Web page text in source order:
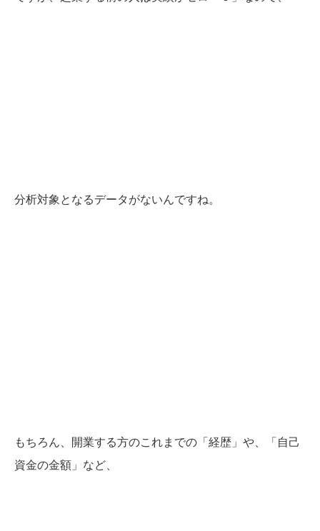
分析対象となるデータがないんですね。
もちろん、開業する方のこれまでの「経歴」や、「自己
資金の金額」など、